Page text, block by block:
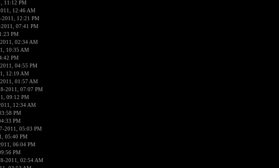
11:12 PM
12:46 AM
2011, 12:21 PM
07:41 PM
PM
02:34 AM
10:35 AM
PM
04:55 PM
12:19 AM
01:57 AM
2011, 07:07 PM
09:12 PM
12:34 AM
PM
PM
2011, 05:03 PM
05:40 PM
06:04 PM
PM
2011, 02:54 AM